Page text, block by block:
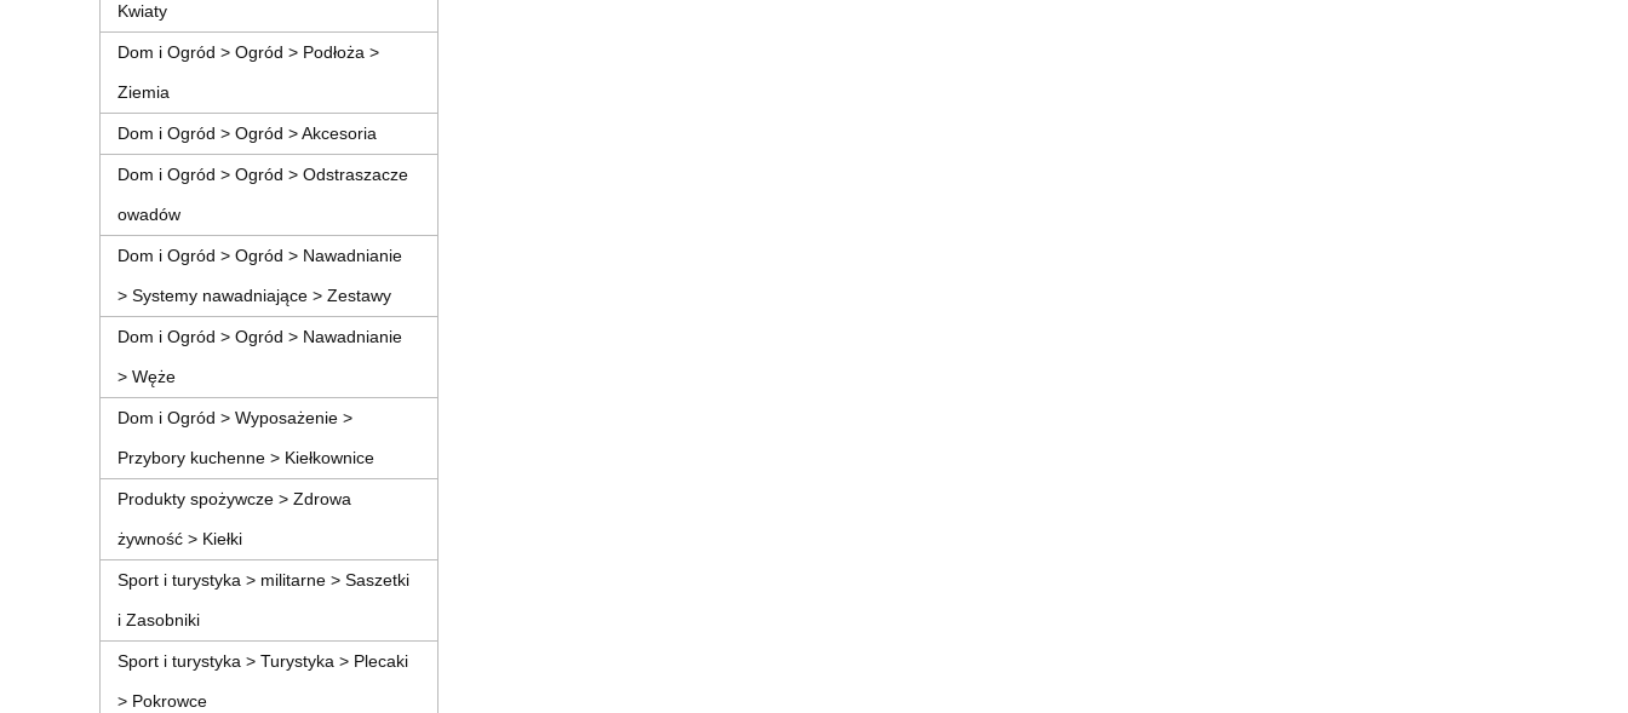
Kwiaty
Dom i Ogród > Ogród > Podłoża >
Ziemia
Dom i Ogród > Ogród > Akcesoria
Dom i Ogród > Ogród > Odstraszacze
owadów
Dom i Ogród > Ogród > Nawadnianie
> Systemy nawadniające > Zestawy
Dom i Ogród > Ogród > Nawadnianie
> Węże
Dom i Ogród > Wyposażenie >
Przybory kuchenne > Kiełkownice
Produkty spożywcze > Zdrowa
żywność > Kiełki
Sport i turystyka > militarne > Saszetki
i Zasobniki
Sport i turystyka > Turystyka > Plecaki
> Pokrowce